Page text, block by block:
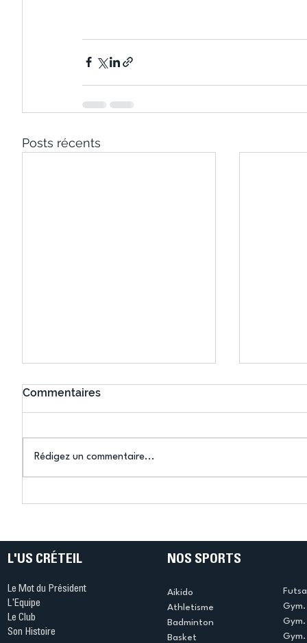
Posts récents
Ping ? Quand le tennis de
termine
Commentaires
Rédigez un commentaire...
L'US CRÉTEIL
Le Mot du Président
L'Equipe
Le Club
Son Histoire
NOS SPORTS
Aikido
Athletisme
Badminton
Basket